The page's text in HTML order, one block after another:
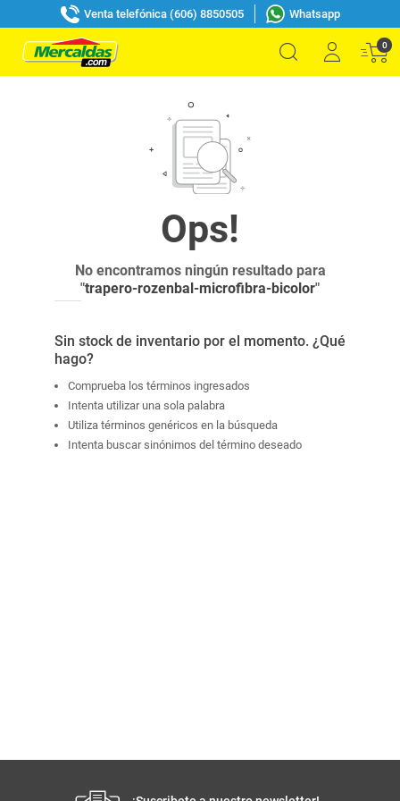
Venta telefónica (606) 8850505 Whatsapp
0
No encontramos ningún resultado para
"trapero-rozenbal-microfibra-bicolor"
Sin stock de inventario por el momento. ¿Qué
hago?
Comprueba los términos ingresados
Intenta utilizar una sola palabra
Utiliza términos genéricos en la búsqueda
Intenta buscar sinónimos del término deseado